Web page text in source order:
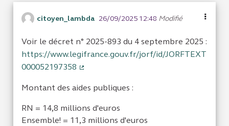
citoyen_lambda 26/09/2025 12:48 Modifié
Voir le décret n° 2025-893 du 4 septembre 2025 :
https://www.legifrance.gouv.fr/jorf/id/JORFTEXT
000052197358
Montant des aides publiques :
RN = 14,8 millions d'euros
Ensemble! = 11,3 millions d'euros